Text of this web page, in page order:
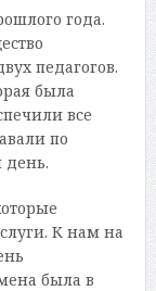
года.
педагогов.
была
все
по
день.
К нам на
была в